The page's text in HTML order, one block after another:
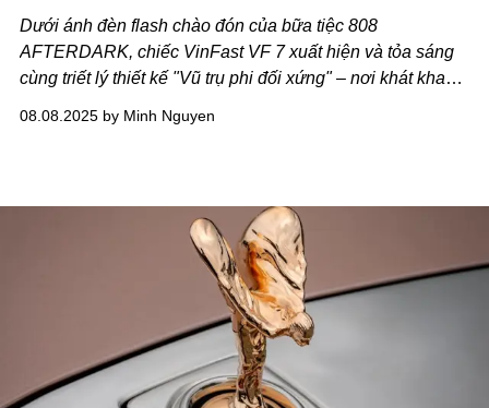
Dưới ánh đèn flash chào đón của bữa tiệc 808
AFTERDARK, chiếc VinFast VF 7 xuất hiện và tỏa sáng
cùng triết lý thiết kế "Vũ trụ phi đối xứng" – nơi khát khao
tâm, trở thành một phần không thể tách rời của vũ trụ.
08.08.2025 by Minh Nguyen